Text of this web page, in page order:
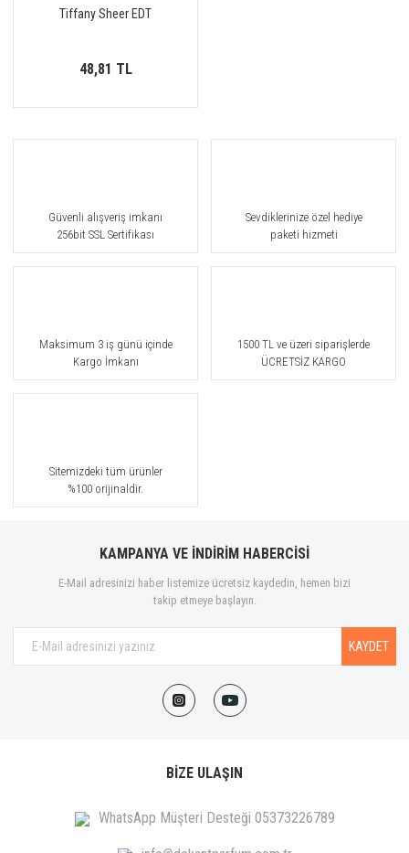
Tiffany Sheer EDT
48,81 TL
Güvenli alışveriş imkanı
256bit SSL Sertifikası
Sevdiklerinize özel hediye
paketi hizmeti
Maksimum 3 iş günü içinde
Kargo İmkanı
1500 TL ve üzeri siparişlerde
ÜCRETSİZ KARGO
Sitemizdeki tüm ürünler
%100 orijinaldir.
KAMPANYA VE İNDİRİM HABERCİSİ
E-Mail adresinizi haber listemize ücretsiz kaydedin, hemen bizi
takip etmeye başlayın.
KAYDET
BİZE ULAŞIN
WhatsApp Müşteri Desteği 05373226789